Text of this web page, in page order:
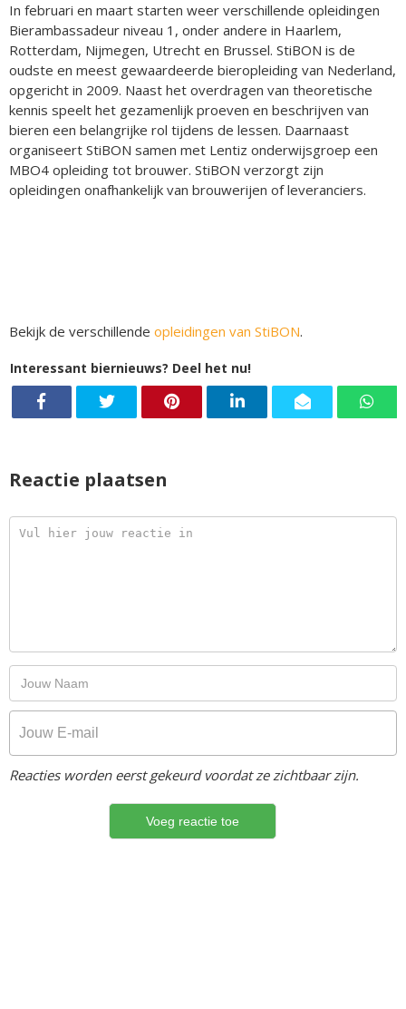
In februari en maart starten weer verschillende opleidingen
Bierambassadeur niveau 1, onder andere in Haarlem,
Rotterdam, Nijmegen, Utrecht en Brussel. StiBON is de
oudste en meest gewaardeerde bieropleiding van Nederland,
opgericht in 2009. Naast het overdragen van theoretische
kennis speelt het gezamenlijk proeven en beschrijven van
bieren een belangrijke rol tijdens de lessen. Daarnaast
organiseert StiBON samen met Lentiz onderwijsgroep een
MBO4 opleiding tot brouwer. StiBON verzorgt zijn
opleidingen onafhankelijk van brouwerijen of leveranciers.
Bekijk de verschillende opleidingen van StiBON.
Interessant biernieuws? Deel het nu!
Reactie plaatsen
Reacties worden eerst gekeurd voordat ze zichtbaar zijn.